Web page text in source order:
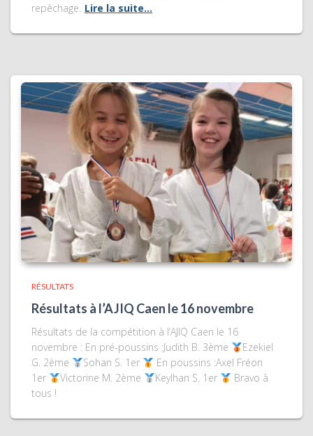
repêchage. Lire la suite…
RÉSULTATS
Résultats à l’AJIQ Caen le 16 novembre
Résultats de la compétition à l’AJIQ Caen le 16
novembre : En pré-poussins :Judith B. 3ème
Ezekiel
G. 2ème
Sohan S. 1er
En poussins :Axel Fréon
1er
Victorine M. 2ème Keylhan S. 1er
Bravo à
tous !